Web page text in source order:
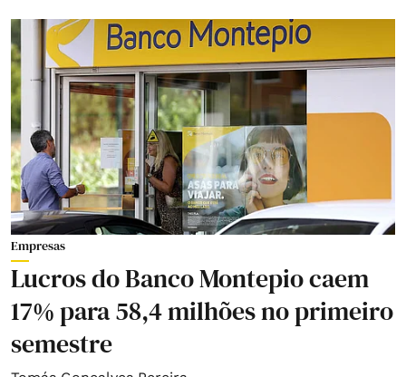
Empresas
Lucros do Banco Montepio caem
17% para 58,4 milhões no primeiro
semestre